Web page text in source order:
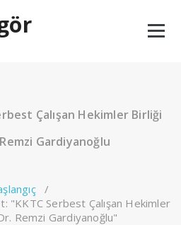
Çalışan Hekimler Birliği
Gardiyanoğlu
/
"KKTC Serbest Çalışan Hekimler
Remzi Gardiyanoğlu"